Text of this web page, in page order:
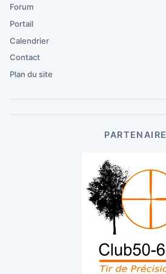
Forum
Portail
Calendrier
Contact
Plan du site
PARTENAIRE